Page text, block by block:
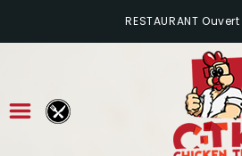
RESTAURANT Ouvert